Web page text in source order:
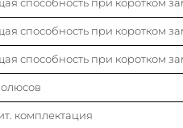
способность при коротком
способность при коротком
способность при коротком
комплектация